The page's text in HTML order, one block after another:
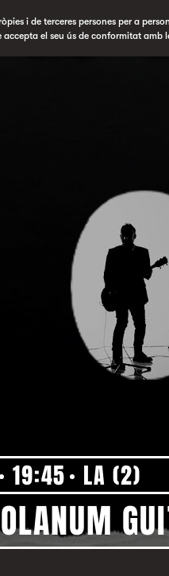
i de terceres persones per a
el seu ús de conformitat amb
19:45 LA (2)